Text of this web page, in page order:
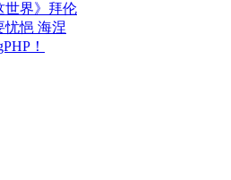
世界》拜伦
忧悒 海涅
！